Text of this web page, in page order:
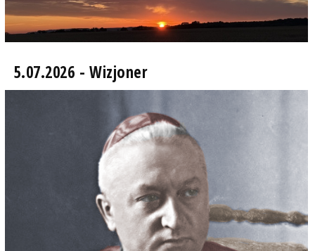
5.07.2026 - Wizjoner